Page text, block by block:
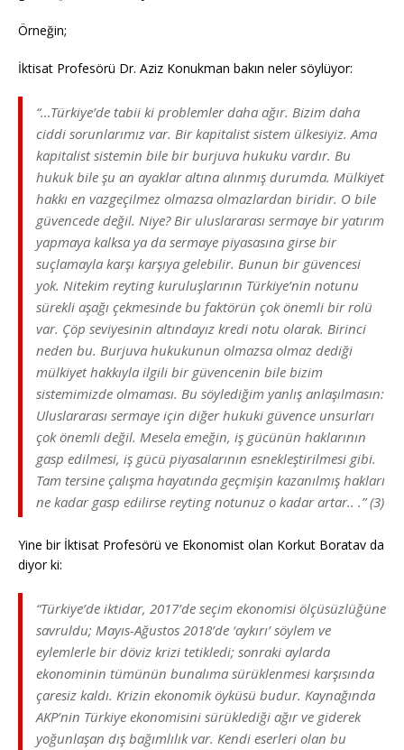
Örneğin;
İktisat Profesörü Dr. Aziz Konukman bakın neler söylüyor:
“…Türkiye’de tabii ki problemler daha ağır. Bizim daha
ciddi sorunlarımız var. Bir kapitalist sistem ülkesiyiz. Ama
kapitalist sistemin bile bir burjuva hukuku vardır. Bu
hukuk bile şu an ayaklar altına alınmış durumda. Mülkiyet
hakkı en vazgeçilmez olmazsa olmazlardan biridir. O bile
güvencede değil. Niye? Bir uluslararası sermaye bir yatırım
yapmaya kalksa ya da sermaye piyasasına girse bir
suçlamayla karşı karşıya gelebilir. Bunun bir güvencesi
yok. Nitekim reyting kuruluşlarının Türkiye’nin notunu
sürekli aşağı çekmesinde bu faktörün çok önemli bir rolü
var. Çöp seviyesinin altındayız kredi notu olarak. Birinci
neden bu. Burjuva hukukunun olmazsa olmaz dediği
mülkiyet hakkıyla ilgili bir güvencenin bile bizim
sistemimizde olmaması. Bu söylediğim yanlış anlaşılmasın:
Uluslararası sermaye için diğer hukuki güvence unsurları
çok önemli değil. Mesela emeğin, iş gücünün haklarının
gasp edilmesi, iş gücü piyasalarının esnekleştirilmesi gibi.
Tam tersine çalışma hayatında geçmişin kazanılmış hakları
ne kadar gasp edilirse reyting notunuz o kadar artar.. .” (3)
Yine bir İktisat Profesörü ve Ekonomist olan Korkut Boratav da
diyor ki:
“Türkiye’de iktidar, 2017’de seçim ekonomisi ölçüsüzlüğüne
savruldu; Mayıs-Ağustos 2018’de ‘aykırı’ söylem ve
eylemlerle bir döviz krizi tetikledi; sonraki aylarda
ekonominin tümünün bunalıma sürüklenmesi karşısında
çaresiz kaldı. Krizin ekonomik öyküsü budur. Kaynağında
AKP’nin Türkiye ekonomisini sürüklediği ağır ve giderek
yoğunlaşan dış bağımlılık var. Kendi eserleri olan bu